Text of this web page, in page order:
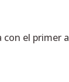
con el primer